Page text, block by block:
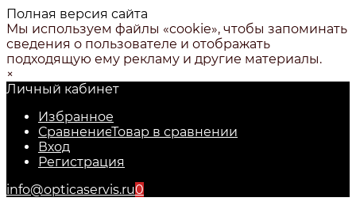
Полная версия сайта
Мы используем файлы «cookie», чтобы запоминать
сведения о пользователе и отображать
подходящую ему рекламу и другие материалы.
×
Личный кабинет
Избранное
СравнениеТовар в сравнении
Вход
Регистрация
info@opticaservis.ru0